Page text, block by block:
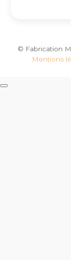
© Fabrication
Mentions